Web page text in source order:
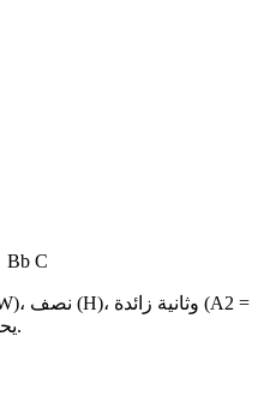
Bb C
1.5 خطوة) يحدد النمط الفريد للسلم.